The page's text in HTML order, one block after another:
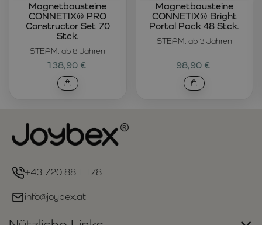
STEAM, ab 8 Jahren
Magnetbausteine
CONNETIX® PRO
Constructor Set 70
Stck.
138,90 €
STEAM, ab 3 Jahren
Magnetbausteine
CONNETIX® Bright
Portal Pack 48 Stck.
98,90 €
+43 720 881 178
info@joybex.at